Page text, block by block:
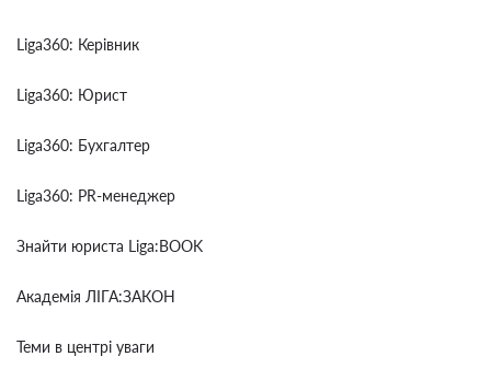
Liga360: Керівник
Liga360: Юрист
Liga360: Бухгалтер
Liga360: PR-менеджер
Знайти юриста Liga:BOOK
Академія ЛІГА:ЗАКОН
Теми в центрі уваги